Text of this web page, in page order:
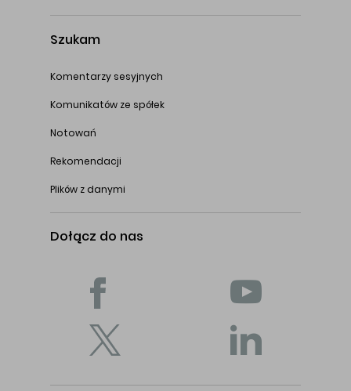
Szukam
Komentarzy sesyjnych
Komunikatów ze spółek
Notowań
Rekomendacji
Plików z danymi
Dołącz do nas